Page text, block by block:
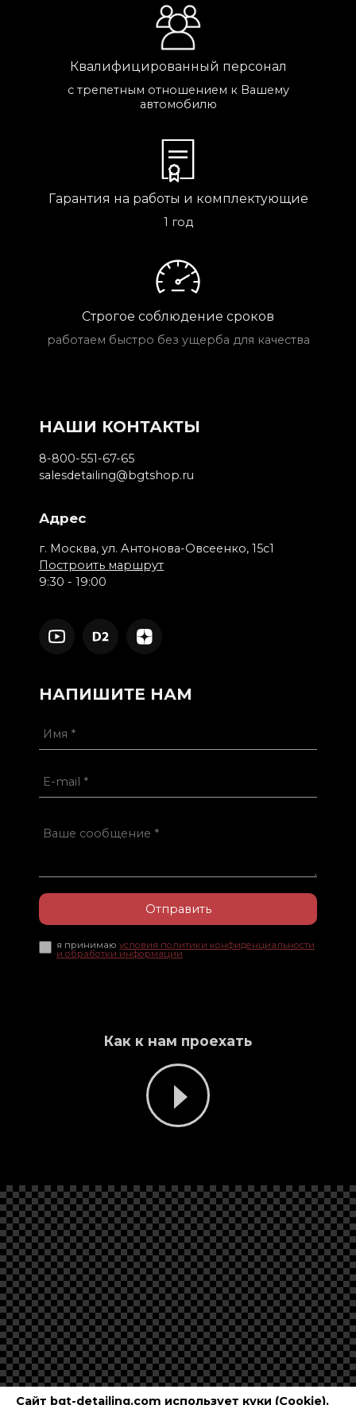
Квалифицированный персонал
с трепетным отношением к Вашему
автомобилю
Гарантия на работы и комплектующие
1 год
Строгое соблюдение сроков
работаем быстро без ущерба для качества
НАШИ КОНТАКТЫ
8-800-551-67-65
salesdetailing@bgtshop.ru
Адрес
г. Москва, ул. Антонова-Овсеенко, 15с1
Построить маршрут
9:30 - 19:00
НАПИШИТЕ НАМ
Отправить
я принимаю условия политики конфиденциальности
и обработки информации
Как к нам проехать
Сайт bgt-detailing.com использует куки (Cookie).